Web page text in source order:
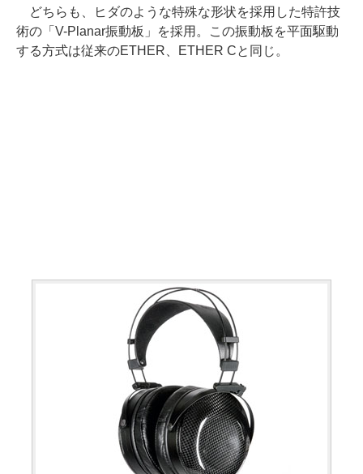
どちらも、ヒダのような特殊な形状を採用した特許技
術の「V-Planar振動板」を採用。この振動板を平面駆動
する方式は従来のETHER、ETHER Cと同じ。